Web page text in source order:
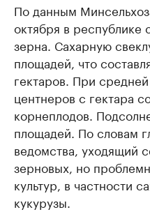
По данным
октября в республике
зерна. Сахарную
площадей, что
гектаров. При
центнеров с гектара
корнеплодов.
площадей. По словам
ведомства, уходящий
зерновых, но
культур, в частности
кукурузы.